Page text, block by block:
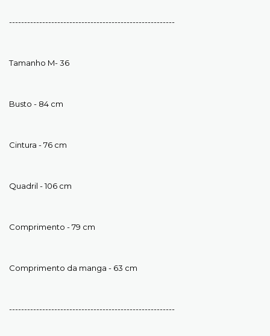
-------------------------------------------------------
Tamanho M- 36
Busto - 84 cm
Cintura - 76 cm
Quadril - 106 cm
Comprimento - 79 cm
Comprimento da manga - 63 cm
-------------------------------------------------------